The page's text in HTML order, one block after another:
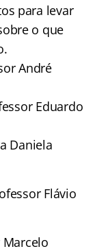
para levar
o que
André
Eduardo
Daniela
Flávio